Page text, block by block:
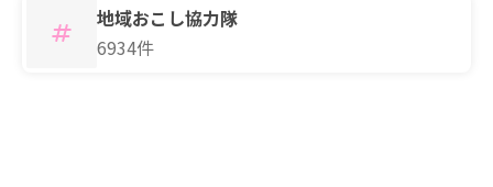
地域おこし協力隊
6934件